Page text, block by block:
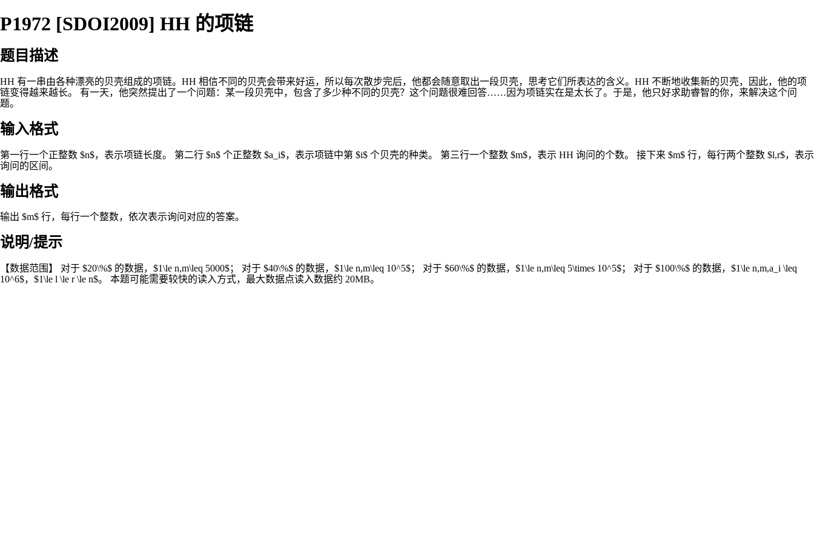
P1972 [SDOI2009] HH 的项链
题目描述
HH 有一串由各种漂亮的贝壳组成的项链。HH 相信不同的贝壳会带来好运，所以每次散步完后，他都会随意取出一段贝壳，思考它们所表达的含义。HH 不断地收集新的贝壳，因此，他的项
链变得越来越长。 有一天，他突然提出了一个问题：某一段贝壳中，包含了多少种不同的贝壳？这个问题很难回答……因为项链实在是太长了。于是，他只好求助睿智的你，来解决这个问
题。
输入格式
第一行一个正整数 $n$，表示项链长度。 第二行 $n$ 个正整数 $a_i$，表示项链中第 $i$ 个贝壳的种类。 第三行一个整数 $m$，表示 HH 询问的个数。 接下来 $m$ 行，每行两个整数 $l,r$，表示
询问的区间。
输出格式
输出 $m$ 行，每行一个整数，依次表示询问对应的答案。
说明/提示
【数据范围】 对于 $20\%$ 的数据，$1\le n,m\leq 5000$； 对于 $40\%$ 的数据，$1\le n,m\leq 10^5$； 对于 $60\%$ 的数据，$1\le n,m\leq 5\times 10^5$； 对于 $100\%$ 的数据，$1\le n,m,a_i \leq
10^6$，$1\le l \le r \le n$。 本题可能需要较快的读入方式，最大数据点读入数据约 20MB。